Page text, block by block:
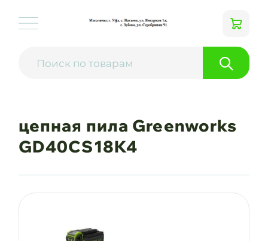
цепная пила Greenworks
GD40CS18K4